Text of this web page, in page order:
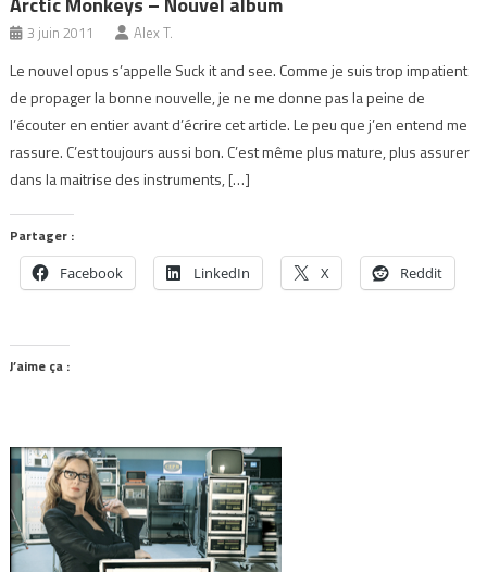
3 juin 2011 Alex T.
Le nouvel opus s’appelle Suck it and see. Comme je suis trop impatient
de propager la bonne nouvelle, je ne me donne pas la peine de
l’écouter en entier avant d’écrire cet article. Le peu que j’en entend me
rassure. C’est toujours aussi bon. C’est même plus mature, plus assurer
dans la maitrise des instruments, […]
Partager :
Facebook LinkedIn X Reddit
J’aime ça :